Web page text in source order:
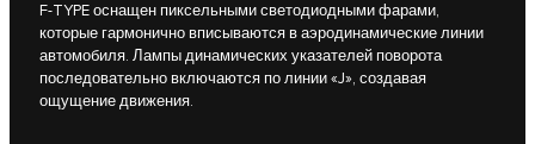
F-TYPE оснащен пиксельными светодиодными фарами,
которые гармонично вписываются в аэродинамические линии
автомобиля. Лампы динамических указателей поворота
последовательно включаются по линии «J», создавая
ощущение движения.